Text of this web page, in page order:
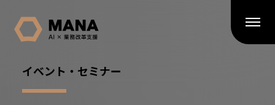
イベント・セミナー